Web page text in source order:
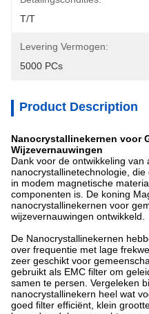
T/T
Levering Vermogen:
5000 PCs
Product Description
Nanocrystallinekernen voor
Wijzevernauwingen
Dank voor de ontwikkeling van
nanocrystallinetechnologie,
in modem magnetische
componenten is. De koning
nanocrystallinekernen voor
wijzevernauwingen ontwikkeld.
De Nanocrystallinekernen
over frequentie met lage
zeer geschikt voor
gebruikt als EMC filter om
samen te persen. Vergeleken
nanocrystallinekern heel wat
goed filter efficiënt, klein